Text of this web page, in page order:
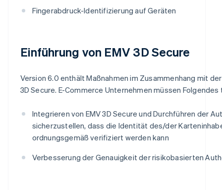
Fingerabdruck-Identifizierung auf Geräten
Einführung von EMV 3D Secure
Version 6.0 enthält Maßnahmen im Zusammenhang mit
3D Secure. E-Commerce Unternehmen müssen Folgendes
Integrieren von EMV 3D Secure und Durchführen der
sicherzustellen, dass die Identität des/der
ordnungsgemäß verifiziert werden kann
Verbesserung der Genauigkeit der risikobasierten